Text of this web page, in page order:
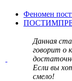
Феномен
Данная
говорит о
Если вы
смело!